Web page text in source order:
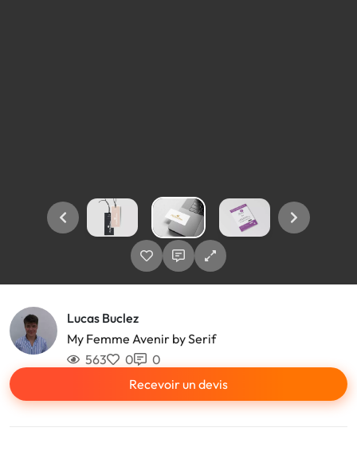
Lucas Buclez
My Femme Avenir by Serif
563
0
0
Recevoir un devis